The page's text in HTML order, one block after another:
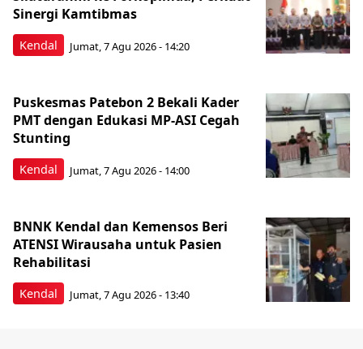
Kendal
Sinergi Kamtibmas
Jumat, 7 Agu 2026 - 14:20
Kendal
Puskesmas Patebon 2 Bekali Kader
PMT dengan Edukasi MP-ASI Cegah
Stunting
Jumat, 7 Agu 2026 - 14:00
Kendal
BNNK Kendal dan Kemensos Beri
ATENSI Wirausaha untuk Pasien
Rehabilitasi
Jumat, 7 Agu 2026 - 13:40